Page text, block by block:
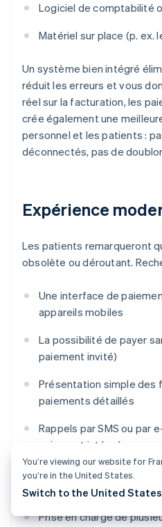
Logiciel de comptabilité
Matériel sur place (p. ex.
Un système bien intégré
réduit les erreurs et vous
réel sur la facturation, les
crée également une
personnel et les patients :
déconnectés, pas de
Expérience
Les patients remarqueront
obsolète ou déroutant.
Une interface de
appareils mobiles
La possibilité de payer
paiement invité)
Présentation simple des
paiements détaillés
Rappels par SMS ou par
paiement intégrés
Paiement automatique
stockées
Prise en charge de
You’re viewing our website for
you’re in the United States.
Switch to the United